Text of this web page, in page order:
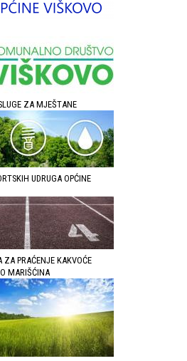
ZA MJEŠTANE
UDRUGA OPĆINE
ZA PRAĆENJE KAKVOĆE
MARIŠĆINA